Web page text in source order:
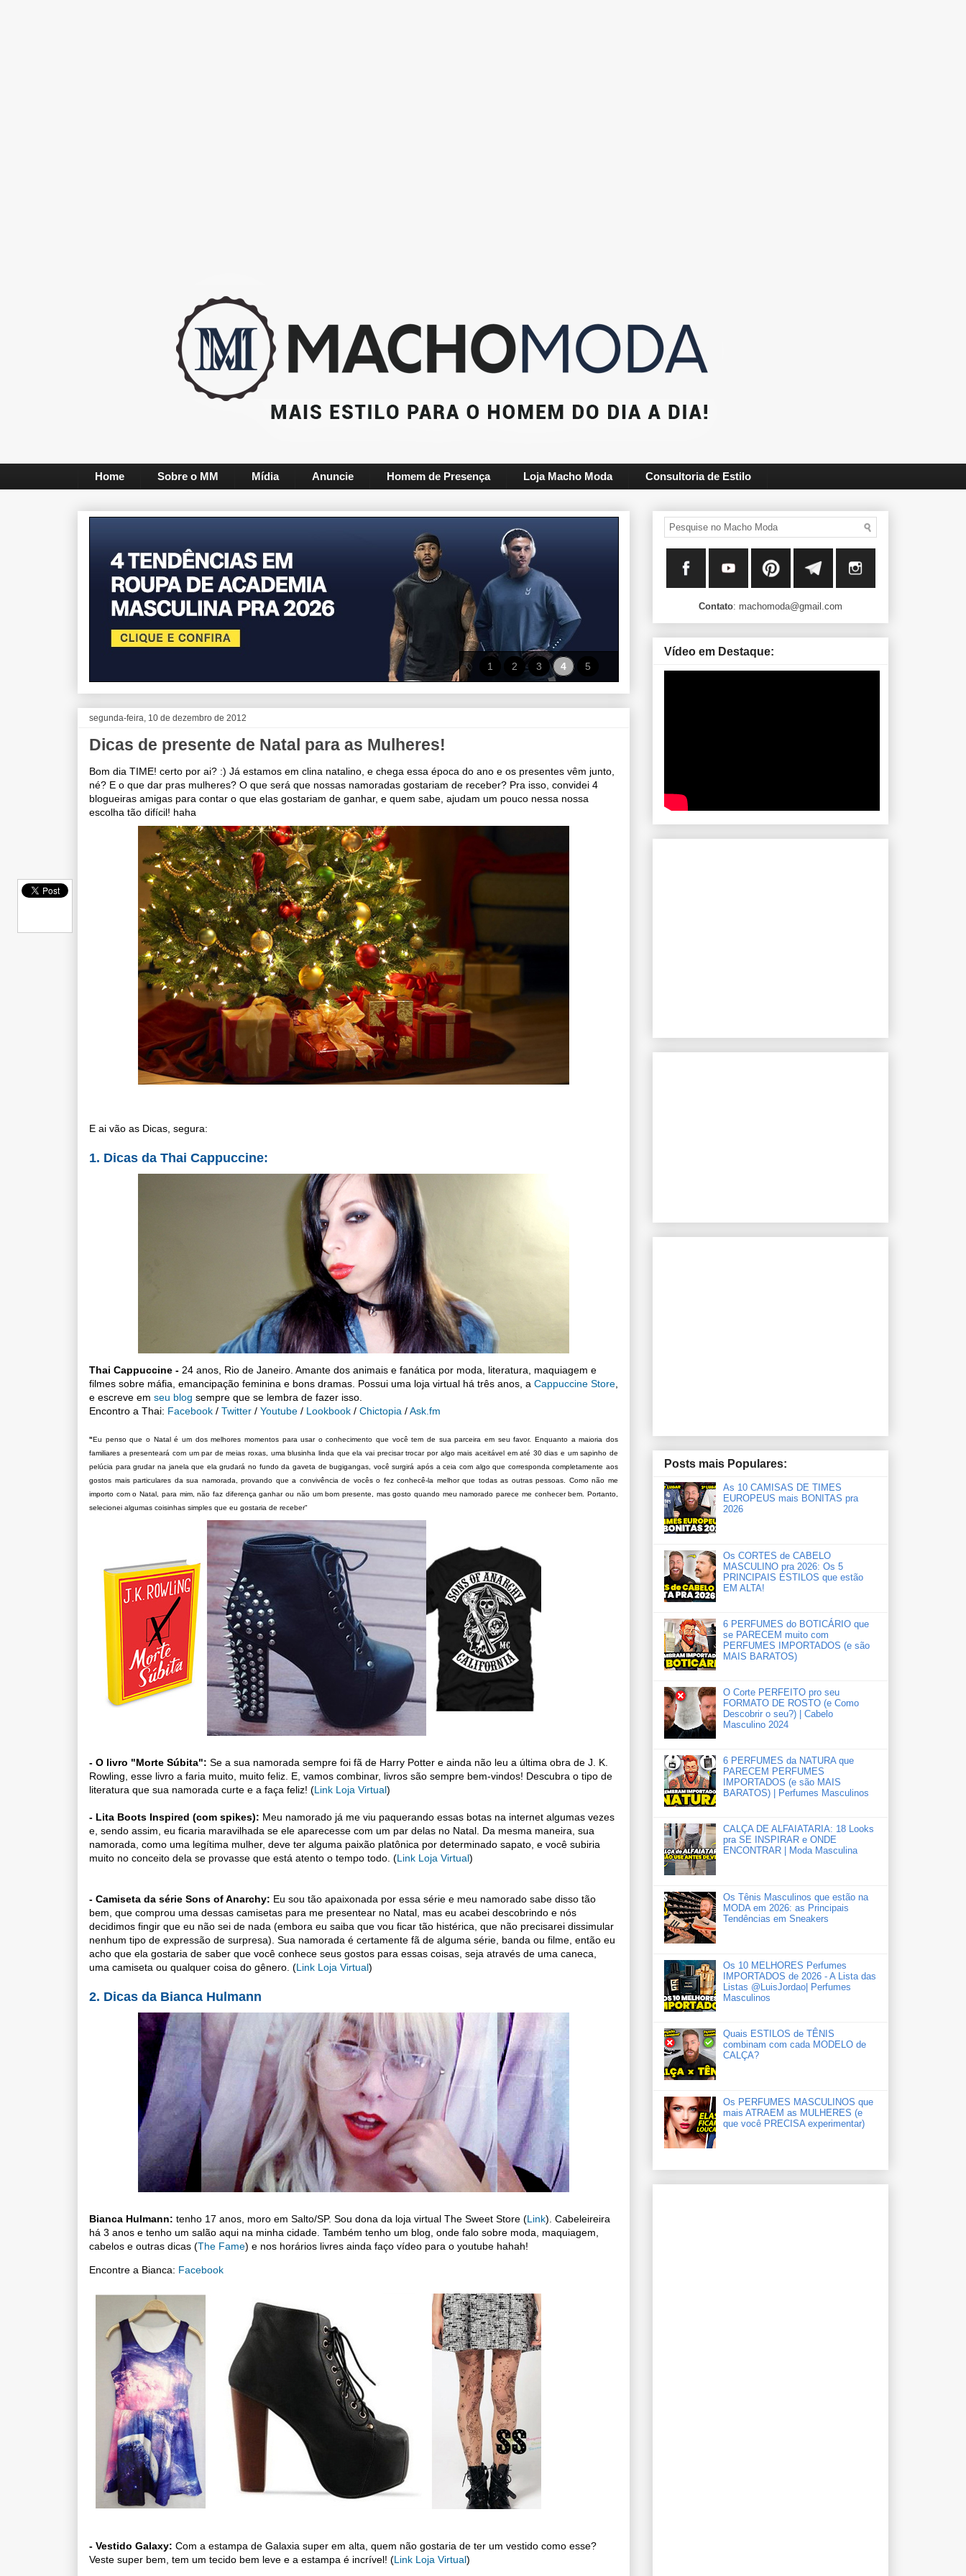
Home Sobre o MM Mídia Anuncie Homem de Presença Loja Macho Moda Consultoria de Estilo
1 2 3 4 5
segunda-feira, 10 de dezembro de 2012
Dicas de presente de Natal para as Mulheres!
Bom dia TIME! certo por ai? :) Já estamos em clina natalino, e chega essa época do ano e os presentes vêm junto,
né? E o que dar pras mulheres? O que será que nossas namoradas gostariam de receber? Pra isso, convidei 4
blogueiras amigas para contar o que elas gostariam de ganhar, e quem sabe, ajudam um pouco nessa nossa
escolha tão difícil! haha
E ai vão as Dicas, segura:
1. Dicas da Thai Cappuccine:
Thai Cappuccine - 24 anos, Rio de Janeiro. Amante dos animais e fanática por moda, literatura, maquiagem e
filmes sobre máfia, emancipação feminina e bons dramas. Possui uma loja virtual há três anos, a Cappuccine Store
e escreve em seu blog sempre que se lembra de fazer isso.
Encontro a Thai: Facebook / Twitter / Youtube / Lookbook / Chictopia /Ask.fm
"Eu penso que o Natal é um dos melhores momentos para usar o conhecimento que você tem de sua parceira em seu favor. Enquanto a maioria dos
familiares a presenteará com um par de meias roxas, uma blusinha linda que ela vai precisar trocar por algo mais aceitável em até 30 dias e um sapinho de
pelúcia para grudar na janela que ela grudará no fundo da gaveta de bugigangas, você surgirá após a ceia com algo que corresponda completamente aos
gostos mais particulares da sua namorada, provando que a convivência de vocês o fez conhecê-la melhor que todas as outras pessoas. Como não me
importo com o Natal, para mim, não faz diferença ganhar ou não um bom presente, mas gosto quando meu namorado parece me conhecer bem. Portanto,
selecionei algumas coisinhas simples que eu gostaria de receber"
- O livro "Morte Súbita": Se a sua namorada sempre foi fã de Harry Potter e ainda não leu a última obra de J. K.
Rowling, esse livro a faria muito, muito feliz. E, vamos combinar, livros são sempre bem-vindos! Descubra o tipo de
literatura que sua namorada curte e a faça feliz! (Link Loja Virtual)
- Lita Boots Inspired (com spikes): Meu namorado já me viu paquerando essas botas na internet algumas vezes
e, sendo assim, eu ficaria maravilhada se ele aparecesse com um par delas no Natal. Da mesma maneira, sua
namorada, como uma legítima mulher, deve ter alguma paixão platônica por determinado sapato, e você subiria
muito no conceito dela se provasse que está atento o tempo todo. (Link Loja Virtual)
- Camiseta da série Sons of Anarchy: Eu sou tão apaixonada por essa série e meu namorado sabe disso tão
bem, que comprou uma dessas camisetas para me presentear no Natal, mas eu acabei descobrindo e nós
decidimos fingir que eu não sei de nada (embora eu saiba que vou ficar tão histérica, que não precisarei dissimular
nenhum tipo de expressão de surpresa). Sua namorada é certamente fã de alguma série, banda ou filme, então eu
acho que ela gostaria de saber que você conhece seus gostos para essas coisas, seja através de uma caneca,
uma camiseta ou qualquer coisa do gênero. (Link Loja Virtual)
2. Dicas da Bianca Hulmann
Bianca Hulmann: tenho 17 anos, moro em Salto/SP. Sou dona da loja virtual The Sweet Store (Link). Cabeleireira
há 3 anos e tenho um salão aqui na minha cidade. Também tenho um blog, onde falo sobre moda, maquiagem,
cabelos e outras dicas (The Fame) e nos horários livres ainda faço vídeo para o youtube hahah!
Encontre a Bianca: Facebook
- Vestido Galaxy: Com a estampa de Galaxia super em alta, quem não gostaria de ter um vestido como esse?
Veste super bem, tem um tecido bem leve e a estampa é incrível! (Link Loja Virtual)
Contato: machomoda@gmail.com
Vídeo em Destaque:
Posts mais Populares:
As 10 CAMISAS DE TIMES
EUROPEUS mais BONITAS pra
2026
Os CORTES de CABELO
MASCULINO pra 2026: Os 5
PRINCIPAIS ESTILOS que estão
EM ALTA!
6 PERFUMES do BOTICÁRIO que
se PARECEM muito com
PERFUMES IMPORTADOS (e são
MAIS BARATOS)
O Corte PERFEITO pro seu
FORMATO DE ROSTO (e Como
Descobrir o seu?) | Cabelo
Masculino 2024
6 PERFUMES da NATURA que
PARECEM PERFUMES
IMPORTADOS (e são MAIS
BARATOS) | Perfumes Masculinos
CALÇA DE ALFAIATARIA: 18 Looks
pra SE INSPIRAR e ONDE
ENCONTRAR | Moda Masculina
Os Tênis Masculinos que estão na
MODA em 2026: as Principais
Tendências em Sneakers
Os 10 MELHORES Perfumes
IMPORTADOS de 2026 - A Lista das
Listas ‪‪‪@LuisJordao‬| Perfumes
Masculinos
Quais ESTILOS de TÊNIS
combinam com cada MODELO de
CALÇA?
Os PERFUMES MASCULINOS que
mais ATRAEM as MULHERES (e
que você PRECISA experimentar)